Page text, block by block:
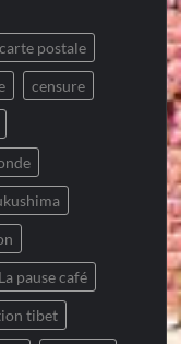
carte postale
censure
La pause café
tibet